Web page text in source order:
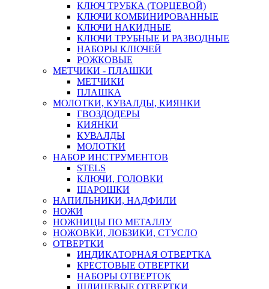
КЛЮЧ ТРУБКА (ТОРЦЕВОЙ)
КЛЮЧИ КОМБИНИРОВАННЫЕ
КЛЮЧИ НАКИДНЫЕ
КЛЮЧИ ТРУБНЫЕ И РАЗВОДНЫЕ
НАБОРЫ КЛЮЧЕЙ
РОЖКОВЫЕ
МЕТЧИКИ - ПЛАШКИ
МЕТЧИКИ
ПЛАШКА
МОЛОТКИ, КУВАЛДЫ, КИЯНКИ
ГВОЗДОДЕРЫ
КИЯНКИ
КУВАЛДЫ
МОЛОТКИ
НАБОР ИНСТРУМЕНТОВ
STELS
КЛЮЧИ, ГОЛОВКИ
ШАРОШКИ
НАПИЛЬНИКИ, НАДФИЛИ
НОЖИ
НОЖНИЦЫ ПО МЕТАЛЛУ
НОЖОВКИ, ЛОБЗИКИ, СТУСЛО
ОТВЕРТКИ
ИНДИКАТОРНАЯ ОТВЕРТКА
КРЕСТОВЫЕ ОТВЕРТКИ
НАБОРЫ ОТВЕРТОК
ШЛИЦЕВЫЕ ОТВЕРТКИ